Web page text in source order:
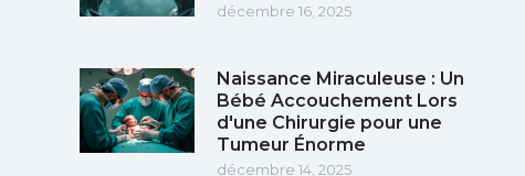
décembre 16, 2025
Naissance Miraculeuse : Un
Bébé Accouchement Lors
d'une Chirurgie pour une
Tumeur Énorme
décembre 14, 2025